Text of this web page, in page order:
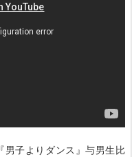
『男子よりダンス』与男生比